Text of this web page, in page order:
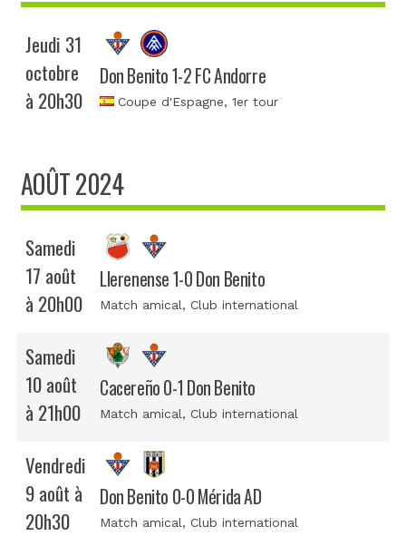
Jeudi 31
octobre
à 20h30
Don Benito 1-2 FC Andorre
Coupe d'Espagne, 1er tour
AOÛT 2024
Samedi
17 août
à 20h00
Llerenense 1-0 Don Benito
Match amical, Club international
Samedi
10 août
à 21h00
Cacereño 0-1 Don Benito
Match amical, Club international
Vendredi
9 août à
20h30
Don Benito 0-0 Mérida AD
Match amical, Club international